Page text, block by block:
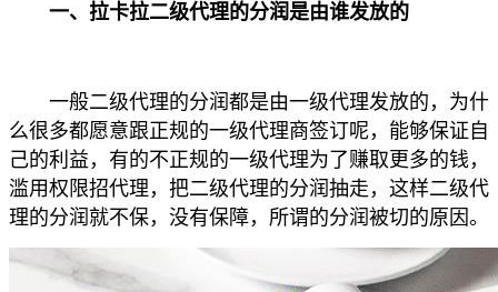
一、拉卡拉二级代理的分润是由谁发放的
一般二级代理的分润都是由一级代理发放的，为什
么很多都愿意跟正规的一级代理商签订呢，能够保证自
己的利益，有的不正规的一级代理为了赚取更多的钱，
滥用权限招代理，把二级代理的分润抽走，这样二级代
理的分润就不保，没有保障，所谓的分润被切的原因。